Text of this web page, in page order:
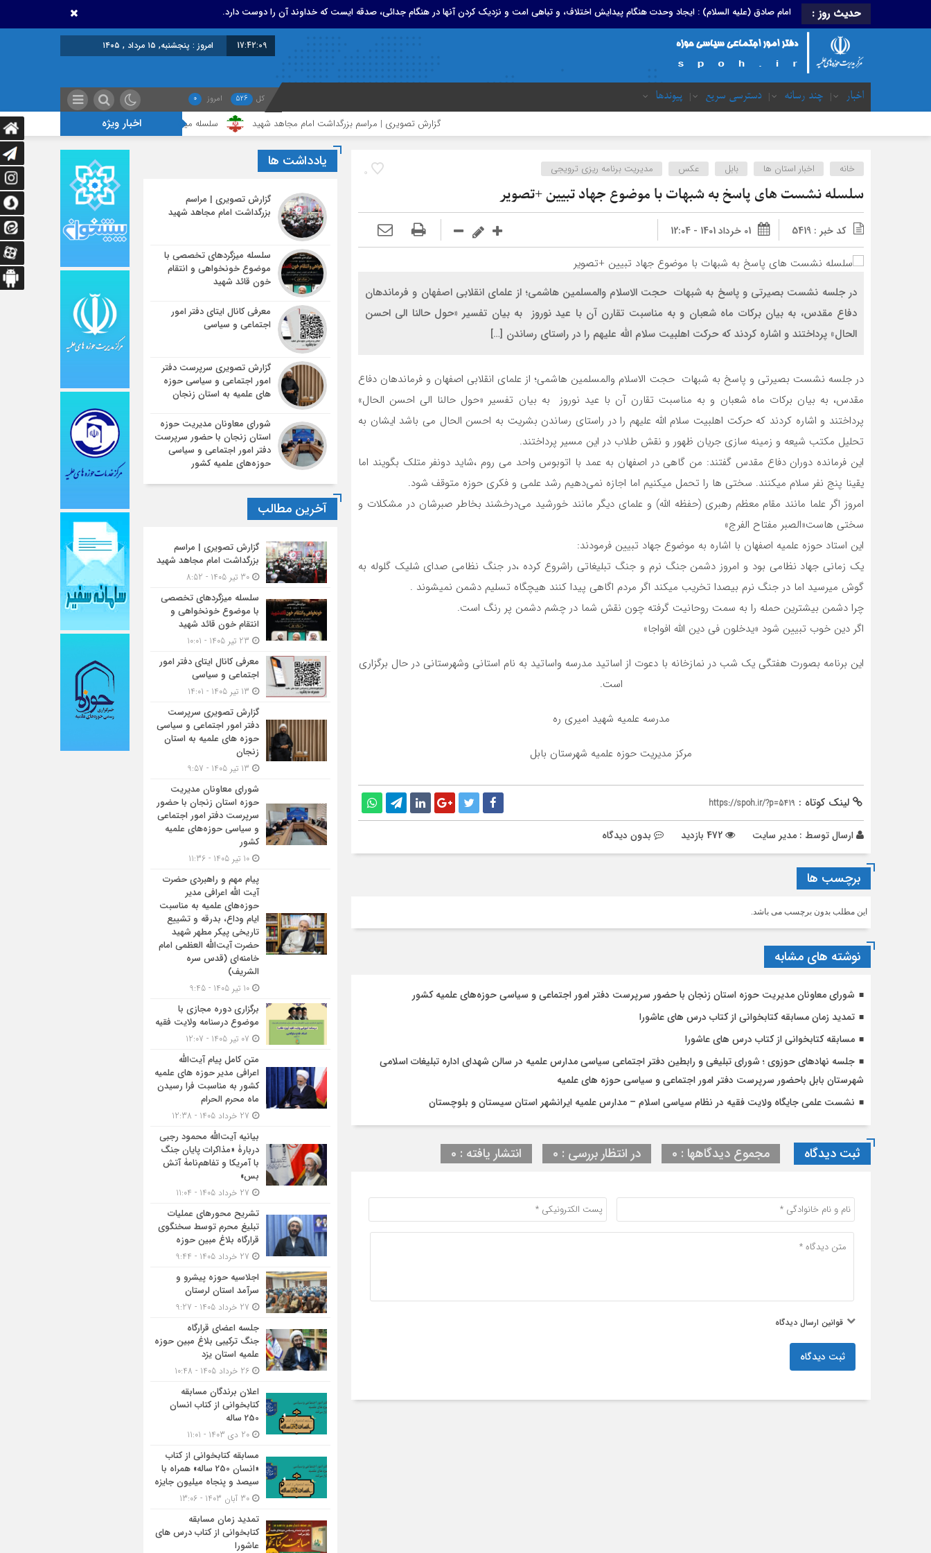
حدیث روز : امام صادق (علیه السلام) : ایجاد وحدت هنگام پیدایش اختلاف، و تباهی امت و نزدیک کردن آنها در هنگام جدائی، صدقه ایست که خداوند آن را دوست دارد.
17:42:10 امروز : پنجشنبه, ۱۵ مرداد , ۱۴۰۵
اخبار چند رسانه دسترسی سریع پیوندها کل 526 امروز 0
اخبار ویژه گزارش تصویری | مراسم بزرگداشت امام مجاهد شهید سلسله میزگردهای تخصصی با موضوع خونخواهی و انتقام خون قائد
0 خانه اخبار استان ها بابل عکس مدیریت برنامه ریزی ترویجی
سلسله نشست های پاسخ به شبهات با موضوع جهاد تبیین +تصویر
کد خبر : 5419 01 خرداد 1401 - 12:04
در جلسه نشست بصیرتی و پاسخ به شبهات حجت الاسلام والمسلمین هاشمی؛ از علمای انقلابی اصفهان و فرماندهان
دفاع مقدس، به بیان برکات ماه شعبان و به مناسبت تقارن آن با عید نوروز به بیان تفسیر «حول حالنا الی احسن
الحال» پرداختند و اشاره کردند که حرکت اهلبیت سلام الله علیهم را در راستای رساندن […]
در جلسه نشست بصیرتی و پاسخ به شبهات حجت الاسلام والمسلمین هاشمی؛ از علمای انقلابی اصفهان و فرماندهان دفاع
مقدس، به بیان برکات ماه شعبان و به مناسبت تقارن آن با عید نوروز به بیان تفسیر «حول حالنا الی احسن الحال»
پرداختند و اشاره کردند که حرکت اهلبیت سلام الله علیهم را در راستای رساندن بشریت به احسن الحال می باشد ایشان به
تحلیل مکتب شیعه و زمینه سازی جریان ظهور و نقش طلاب در این مسیر پرداختند.
این فرمانده دوران دفاع مقدس گفتند: من گاهی در اصفهان به عمد با اتوبوس واحد می روم ،شاید دونفر متلک بگویند اما
یقینا پنج نفر سلام میکنند. سختی ها را تحمل میکنیم اما اجازه نمی‌دهیم رشد علمی و فکری حوزه متوقف شود.
امروز اگر علما مانند مقام معظم رهبری (حفظه الله) و علمای دیگر مانند خورشید می‌درخشند بخاطر صبرشان در مشکلات و
سختی هاست«الصبر مفتاح الفرج»
این استاد حوزه علمیه اصفهان با اشاره به موضوع جهاد تبیین فرمودند:
یک زمانی جهاد نظامی بود و امروز دشمن جنگ نرم و جنگ تبلیغاتی راشروع کرده ،در جنگ نظامی صدای شلیک گلوله به
گوش میرسید اما در جنگ نرم بیصدا تخریب میکند اگر مردم اگاهی پیدا کنند هیچگاه تسلیم دشمن نمیشوند .
چرا دشمن بیشترین حمله را به سمت روحانیت گرفته چون نقش شما در چشم دشمن پر رنگ است.
اگر دین خوب تبیین شود «یدخلون فی دین الله افواجا»
این برنامه بصورت هفتگی یک شب در نمازخانه با دعوت از اساتید مدرسه واساتید به نام استانی وشهرستانی در حال برگزاری
است.
مدرسه علمیه شهید امیری ره
مرکز مدیریت حوزه علمیه شهرستان بابل
لینک کوتاه : https://spoh.ir/?p=5419
ارسال توسط : مدیر سایت بدون دیدگاه
برچسب ها
این مطلب بدون برچسب می باشد.
نوشته های مشابه
شورای معاونان مدیریت حوزه استان زنجان با حضور سرپرست دفتر امور اجتماعی و سیاسی حوزه‌های علمیه کشور
تمدید زمان مسابقه کتابخوانی از کتاب درس های عاشورا
مسابقه کتابخوانی از کتاب درس های عاشورا
جلسه نهادهای حوزوی ؛ شورای تبلیغی و رابطین دفتر اجتماعی سیاسی مدارس علمیه در سالن شهدای اداره تبلیغات اسلامی
شهرستان بابل باحضور سرپرست دفتر امور اجتماعی و سیاسی حوزه های علمیه
نشست علمی جایگاه ولایت فقیه در نظام سیاسی اسلام – مدارس علمیه ایرانشهر استان سیستان و بلوچستان
ثبت دیدگاه مجموع دیدگاهها : 0 در انتظار بررسی : 0 انتشار یافته : 0
قوانین ارسال دیدگاه
ثبت دیدگاه
یادداشت ها
گزارش تصویری | مراسم
بزرگداشت امام مجاهد شهید
سلسله میزگردهای تخصصی با
موضوع خونخواهی و انتقام
خون قائد شهید
معرفی کانال ایتای دفتر امور
اجتماعی و سیاسی
گزارش تصویری سرپرست دفتر
امور اجتماعی و سیاسی حوزه
های علمیه به استان زنجان
شورای معاونان مدیریت حوزه
استان زنجان با حضور سرپرست
دفتر امور اجتماعی و سیاسی
حوزه‌های علمیه کشور
آخرین مطالب
گزارش تصویری | مراسم
بزرگداشت امام مجاهد شهید
سلسله میزگردهای تخصصی
با موضوع خونخواهی و
انتقام خون قائد شهید
معرفی کانال ایتای دفتر امور
اجتماعی و سیاسی
گزارش تصویری سرپرست
دفتر امور اجتماعی و سیاسی
حوزه های علمیه به استان
زنجان
شورای معاونان مدیریت
حوزه استان زنجان با حضور
سرپرست دفتر امور اجتماعی
و سیاسی حوزه‌های علمیه
کشور
پیام مهم و راهبردی حضرت
آیت الله اعرافی مدیر
حوزه‌های علمیه به مناسبت
ایام وداع، بدرقه و تشییع
تاریخی پیکر مطهر شهید
حضرت آیت‌الله العظمی امام
خامنه‌ای (قدس سره
الشریف)
برگزاری دوره مجازی با
موضوع درسنامه ولایت فقیه
متن کامل پیام آیت‌الله
اعرافی مدیر حوزه های علمیه
کشور به مناسبت فرا رسیدن
ماه محرم الحرام
بیانیه آیت‌الله محمود رجبی
دربارۀ «مذاکرات پایان جنگ
با آمریکا و تفاهم‌نامۀ آتش
بس»
تشریح محورهای عملیات
تبلیغ محرم توسط سخنگوی
قرارگاه بلاغ مبین حوزه
اجلاسیه حوزه پیشرو و
سرآمد استان لرستان
جلسه اعضای قرارگاه
جنگ ترکیبی بلاغ مبین حوزه
علمیه استان یزد
اعلان برندگان مسابقه
کتابخوانی از کتاب انسان
250 ساله
مسابقه کتاب‎خوانی از کتاب
«انسان 250 ساله» همراه با
سیصد و پنجاه میلیون جایزه
تمدید زمان مسابقه
کتابخوانی از کتاب درس های
عاشورا